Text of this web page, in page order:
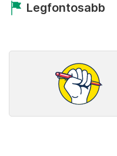
Legfontosabb